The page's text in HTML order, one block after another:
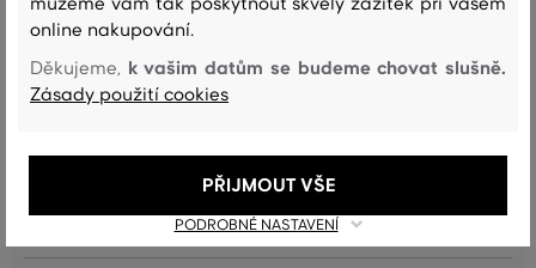
Recenze
Velikost je o hodně menší, než
Velikost je o něco menší, než nosím
online nakupování.
Děkujeme, k vašim datům se budeme chovat slušně.
Zásady použití cookies
PODROBNÉ NASTAVENÍ
PŘIJMOUT VŠE